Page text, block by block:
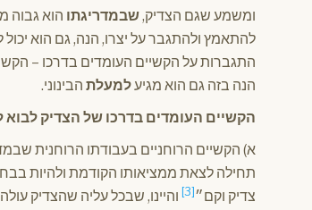
ומשמע שגם הצדיק,שבמדריגתו הוא גבוה
להתאמץ ולהתגבר על יצרו, הנה, גם הוא יכול
התגברות על הקשיים העומדים בדרכו –
הנה בזה גם הוא מגיעלמעלת הבינוני.
הקשיים העומדים בדרכו של הצדיק לבוא
א) הקשיים הרוחניים בעבודתו הרוחנית
תחילה לצאת ממציאותו הקודמת ולהיות
צדיק וקם״ [3]
והיינו, שבכל עליה שהצדיק